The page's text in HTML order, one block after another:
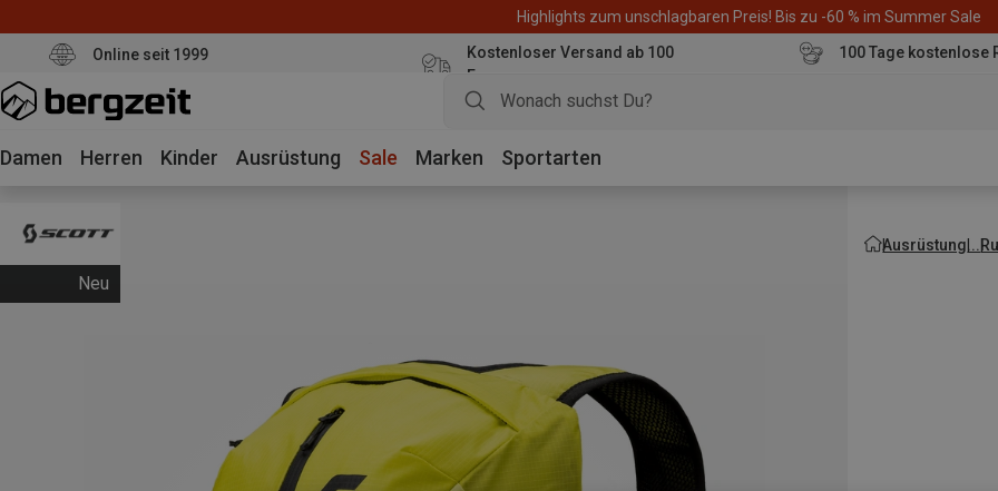
Highlights zum unschlagbaren Preis! Bis zu -60 % im Summer Sale
Online seit 1999
Kostenloser Versand ab 100
Euro
100 Tage kostenlose
Damen Herren Kinder Ausrüstung Sale Marken Sportarten
Neu
Ausrüstung